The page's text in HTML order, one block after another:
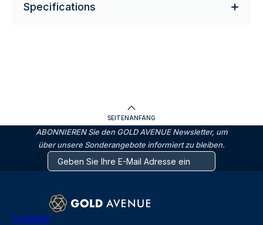
Specifications
SEITENANFANG
ABONNIEREN Sie den GOLD AVENUE Newsletter, um
über unsere Sonderangebote informiert zu bleiben.
Trustpilot